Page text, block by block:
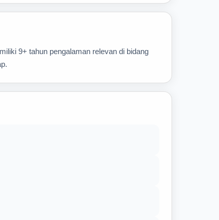
9+ tahun pengalaman relevan di bidang